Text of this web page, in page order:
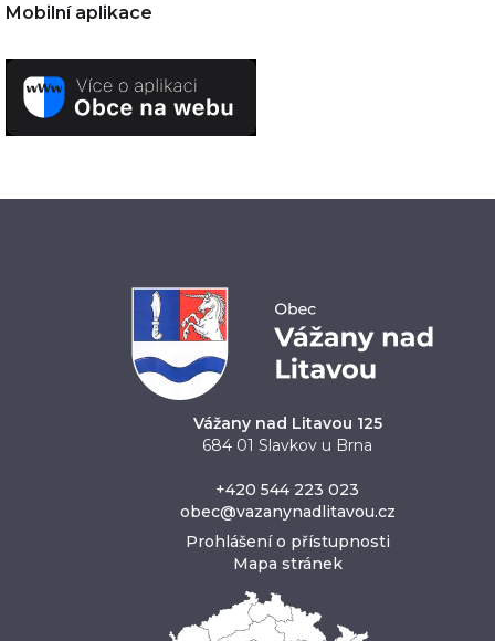
Mobilní aplikace
Vážany nad Litavou 125
684 01 Slavkov u Brna
+420 544 223 023
obec@vazanynadlitavou.cz
Prohlášení o přístupnosti
Mapa stránek